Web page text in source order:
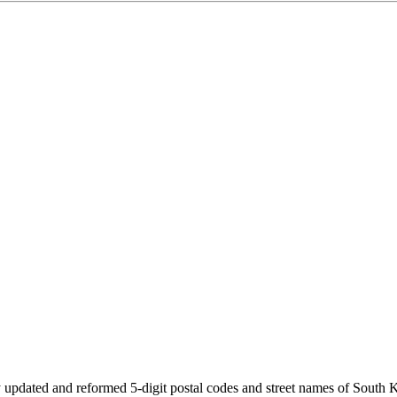
and reformed 5-digit postal codes and street names of South